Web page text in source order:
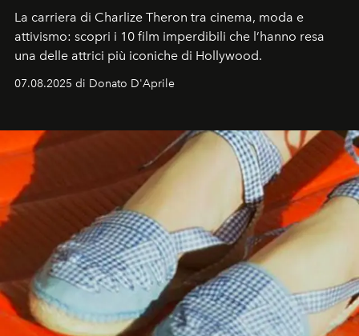
La carriera di Charlize Theron tra cinema, moda e
attivismo: scopri i 10 film imperdibili che l’hanno resa
una delle attrici più iconiche di Hollywood.
07.08.2025 di Donato D'Aprile